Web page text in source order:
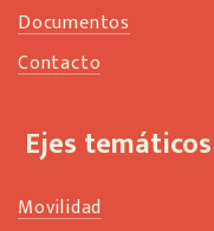
Documentos
Contacto
Ejes temáticos
Movilidad